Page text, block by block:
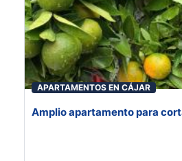
APARTAMENTOS EN CÁJAR
Amplio apartamento para